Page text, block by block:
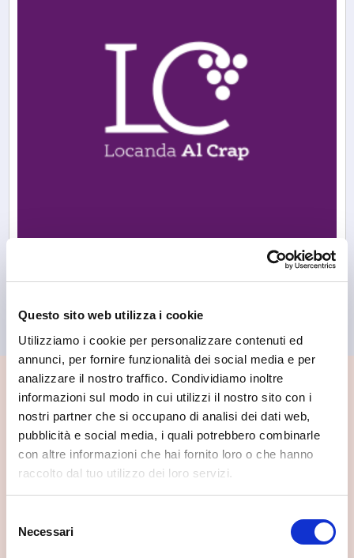
Questo sito web utilizza i cookie
Utilizziamo i cookie per personalizzare contenuti ed
annunci, per fornire funzionalità dei social media e per
analizzare il nostro traffico. Condividiamo inoltre
informazioni sul modo in cui utilizzi il nostro sito con i
nostri partner che si occupano di analisi dei dati web,
pubblicità e social media, i quali potrebbero combinarle
con altre informazioni che hai fornito loro o che hanno
raccolto dal tuo utilizzo dei loro servizi.
delNecessari
📍 Cosa vedere nei dintorni
Se vuoi scoprire di più su questa zona, qui trovi altri
spunti utili.